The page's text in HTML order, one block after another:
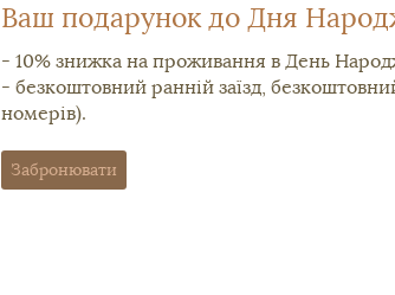
Ваш подарунок до Дня
- 10% знижка на проживання в День
- безкоштовний ранній заїзд,
номерів).
Забронювати